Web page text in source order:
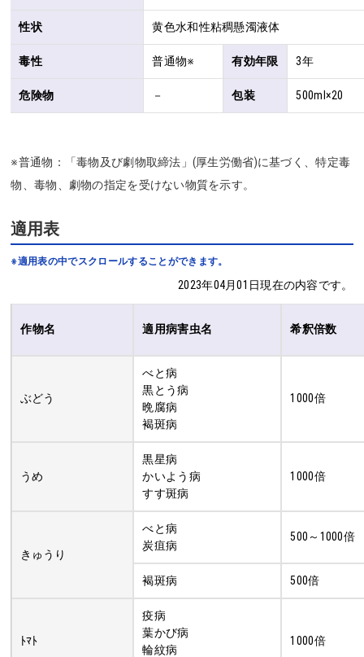
性状 黄色水和性粘稠懸濁液体
毒性 普通物※ 有効年限 3年
危険物 － 包装 500ml×20
※普通物：「毒物及び劇物取締法」(厚生労働省)に基づく、特定毒
物、毒物、劇物の指定を受けない物質を示す。
適用表
※適用表の中でスクロールすることができます。
2023年04月01日現在の内容です。
作物名 適用病害虫名 希釈倍数
ぶどう
べと病
黒とう病
晩腐病
褐斑病
1000倍
うめ
黒星病
かいよう病
すす斑病
1000倍
きゅうり
べと病
炭疽病
500～1000倍
褐斑病 500倍
ﾄﾏﾄ
疫病
葉かび病
輪紋病
1000倍